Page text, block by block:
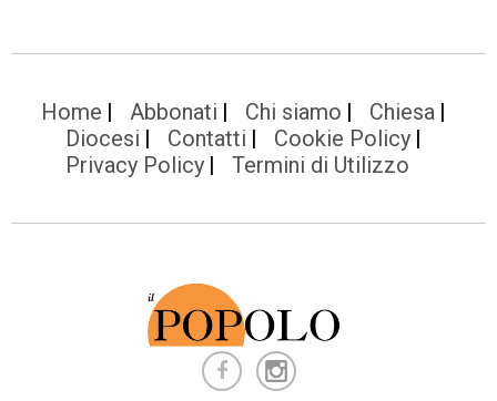
Home Abbonati Chi siamo
Chiesa
Diocesi
Contatti
Cookie Policy
Privacy Policy
Termini di Utilizzo